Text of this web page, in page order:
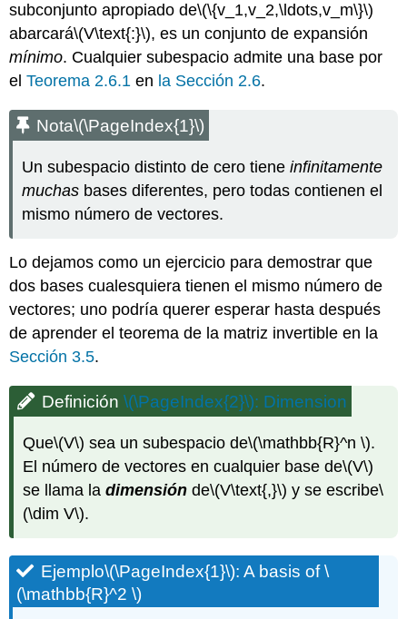
subespacio
Una
base
el
espacio
de
columna
Teorema
\
(\PageIndex{1}\)
Corolario\
(\PageIndex{1}\)
Una
base
de
un
Ejemplo\
A
basis
of
a
Ejemplo\
(\PageIndex{7}\):
Another
subconjunto apropiado de\(\{v_1,v_2,\ldots,v_m\}\)
abarcará\(V\text{:}\), es un conjunto de expansión
mínimo. Cualquier subespacio admite una base por
elTeorema 2.6.1 en la Sección 2.6.
Nota\(\PageIndex{1}\)
Un subespacio distinto de cero tieneinfinitamente
muchas bases diferentes, pero todas contienen el
mismo número de vectores.
Lo dejamos como un ejercicio para demostrar que
dos bases cualesquiera tienen el mismo número de
vectores; uno podría querer esperar hasta después
de aprender el teorema de la matriz invertible en la
Sección 3.5.
Definición\(\PageIndex{2}\): Dimension
Que\(V\) sea un subespacio de\(\mathbb{R}^n \).
El número de vectores en cualquier base de\(V\)
se llama ladimensión de\(V\text{,}\) y se escribe\
(\dim V\).
Ejemplo\(\PageIndex{1}\): A basis of\
(\mathbb{R}^2 \)